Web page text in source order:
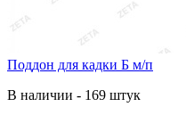
Поддон для кадки Б м/п
В наличии - 169 штук